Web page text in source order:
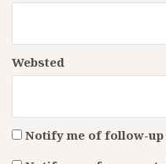
Websted
Notify me of follow-up